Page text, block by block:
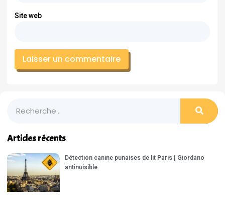
Site web
Articles récents
Détection canine punaises de lit Paris | Giordano
antinuisible